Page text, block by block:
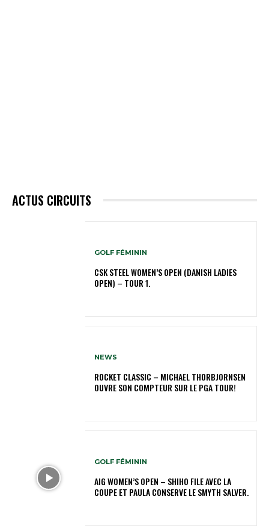
ACTUS CIRCUITS
GOLF FÉMININ
CSK STEEL WOMEN’S OPEN (DANISH LADIES
OPEN) – TOUR 1.
NEWS
ROCKET CLASSIC – MICHAEL THORBJORNSEN
OUVRE SON COMPTEUR SUR LE PGA TOUR!
GOLF FÉMININ
AIG WOMEN’S OPEN – SHIHO FILE AVEC LA
COUPE ET PAULA CONSERVE LE SMYTH SALVER.